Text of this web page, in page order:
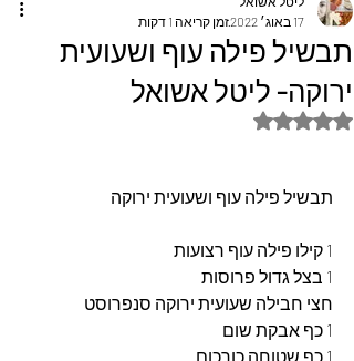
תבשיל פילה עוף ושעועית
ירוקה- ליטל אשואל
17 באוג׳ 2022
זמן קריאה 1 דקות
דירוג של NaN מתוך 5 כוכבים
תבשיל פילה עוף ושעועית ירוקה
1 קילו פילה עוף רצועות
1 בצל גדול פרוסות
חצי חבילה שעועית ירוקה סנפרוסט
1 כף אבקת שום
1 כף שטוחה כורכום